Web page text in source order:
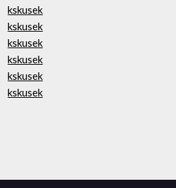
kskusek
kskusek
kskusek
kskusek
kskusek
kskusek